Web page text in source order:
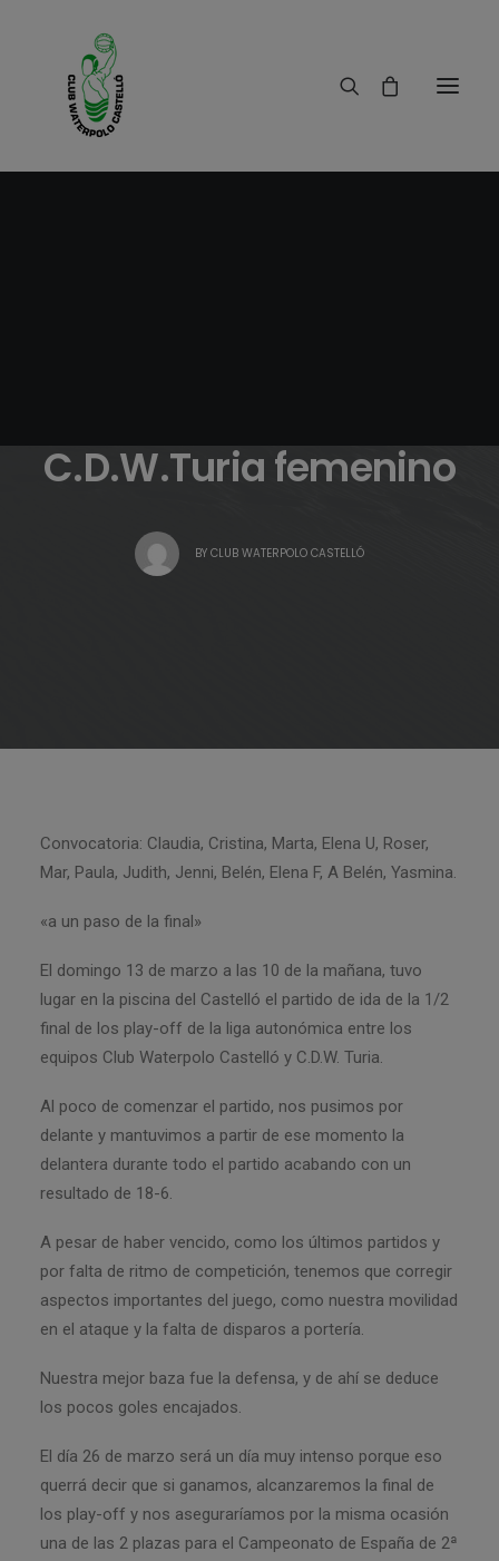
C.D.W.Turia femenino
BY CLUB WATERPOLO CASTELLÓ
Convocatoria: Claudia, Cristina, Marta, Elena U, Roser,
Mar, Paula, Judith, Jenni, Belén, Elena F, A Belén, Yasmina.
«a un paso de la final»
El domingo 13 de marzo a las 10 de la mañana, tuvo
lugar en la piscina del Castelló el partido de ida de la 1/2
final de los play-off de la liga autonómica entre los
equipos Club Waterpolo Castelló y C.D.W. Turia.
Al poco de comenzar el partido, nos pusimos por
delante y mantuvimos a partir de ese momento la
delantera durante todo el partido acabando con un
resultado de 18-6.
A pesar de haber vencido, como los últimos partidos y
por falta de ritmo de competición, tenemos que corregir
aspectos importantes del juego, como nuestra movilidad
en el ataque y la falta de disparos a portería.
Nuestra mejor baza fue la defensa, y de ahí se deduce
los pocos goles encajados.
El día 26 de marzo será un día muy intenso porque eso
querrá decir que si ganamos, alcanzaremos la final de
los play-off y nos aseguraríamos por la misma ocasión
una de las 2 plazas para el Campeonato de España de 2ª